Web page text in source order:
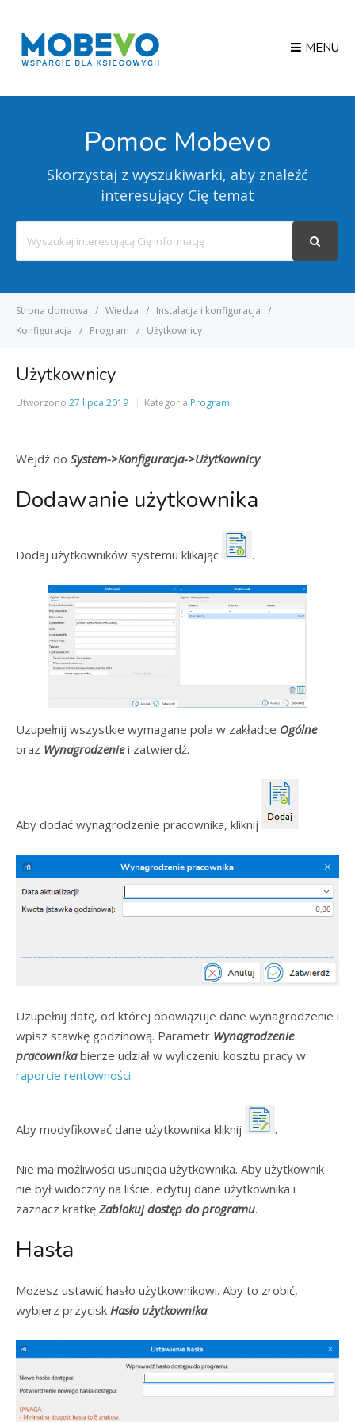
MENU
Pomoc Mobevo
Skorzystaj z wyszukiwarki, aby znaleźć
interesujący Cię temat
For
Strona domowa Wiedza
Instalacja i konfiguracja
Konfiguracja
Program Użytkownicy
Użytkownicy
Utworzono 27 lipca 2019 Kategoria Program
Wejdź do System->Konfiguracja->Użytkownicy.
Dodawanie użytkownika
Dodaj użytkowników systemu klikając .
Uzupełnij wszystkie wymagane pola w zakładce Ogólne
oraz Wynagrodzeniei zatwierdź.
Aby dodać wynagrodzenie pracownika, kliknij .
Uzupełnij datę, od której obowiązuje dane wynagrodzenie i
wpisz stawkę godzinową. Parametr Wynagrodzenie
pracownikabierze udział w wyliczeniu kosztu pracy w
raporcie rentowności.
Aby modyfikować dane użytkownika kliknij .
Nie ma możliwości usunięcia użytkownika. Aby użytkownik
nie był widoczny na liście, edytuj dane użytkownika i
zaznacz kratkę Zablokuj dostęp do programu.
Hasła
Możesz ustawić hasło użytkownikowi. Aby to zrobić,
wybierz przycisk Hasło użytkownika.